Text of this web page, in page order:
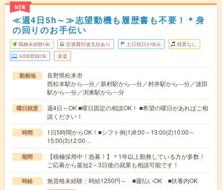
NEW
≪週4日5h～≫志望動機も履歴書も不要！＊身
の回りのお手伝い
職種未経験OK 交通費別途支給あり 土日祝日が休み 残業なし
WEB登録OK 派遣
勤務地
長野県松本市
西松本駅から---分／新村駅から---分／村井駅から---分／波田
駅から---分／渕東駅から---分
曜日頻度
週4日～OK ■曜日固定の相談OK！ ■希望の曜日があればご相
談ください！
時間
1日5時間からOK！■シフト例(1)8:00～13:00(2)10:00～
15:00(3)12:00…
期間
【積極採用中！急募！】＊1年以上勤務している方が多数！
ご応募から最短2～3日後の就業も相談可能です！
時給 無資格未経験：時給1250円～ ■週払いOK ■扶養内OK